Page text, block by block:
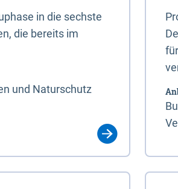
in die sechste
die bereits im
und Naturschutz